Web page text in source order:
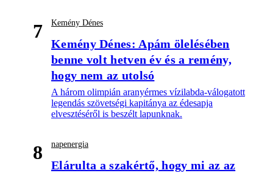
7 Kemény Dénes
Kemény Dénes: Apám ölelésében
benne volt hetven év és a remény,
hogy nem az utolsó
A három olimpián aranyérmes vízilabda-válogatott
legendás szövetségi kapitánya az édesapja
elvesztéséről is beszélt lapunknak.
8 napenergia
Elárulta a szakértő, hogy mi az az